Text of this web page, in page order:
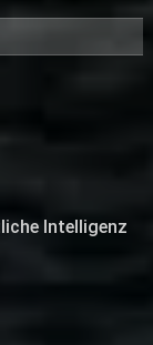
Intelligenz